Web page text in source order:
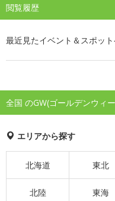
閲覧履歴
最近見たイベント＆スポット
全国 のGW(ゴールデンウィ
エリアから探す
北海道 東北
北陸 東海